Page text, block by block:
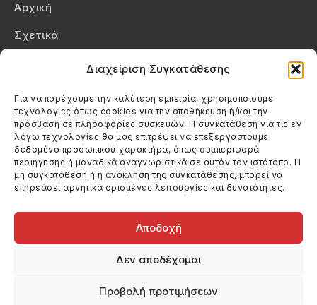
Διαχείριση Συγκατάθεσης
Για να παρέχουμε την καλύτερη εμπειρία, χρησιμοποιούμε
τεχνολογίες όπως cookies για την αποθήκευση ή/και την
πρόσβαση σε πληροφορίες συσκευών. Η συγκατάθεση για τις εν
λόγω τεχνολογίες θα μας επιτρέψει να επεξεργαστούμε
δεδομένα προσωπικού χαρακτήρα, όπως συμπεριφορά
περιήγησης ή μοναδικά αναγνωριστικά σε αυτόν τον ιστότοπο. Η
μη συγκατάθεση ή η ανάκληση της συγκατάθεσης, μπορεί να
επηρεάσει αρνητικά ορισμένες λειτουργίες και δυνατότητες.
Αποδοχή
Δεν αποδέχομαι
Προβολή προτιμήσεων
Αρχική
Σχετικά
Πολιτική Cookies (ΕΕ)
Στοιχεία Επικοινωνίας
Καλεσέ μας
(+30) 6974123481
Στείλε μας email
info@filmandtheater.gr
Copyright 2026 Filmandtheater / All rights reserved